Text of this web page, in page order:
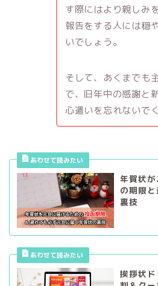
す際にはより親しみ
報告をする人には穏
いでしょう。
そして、あくまでも
で、旧年中の感謝と
心遣いを忘れないで
年賀状
の期限
裏技
挨拶状